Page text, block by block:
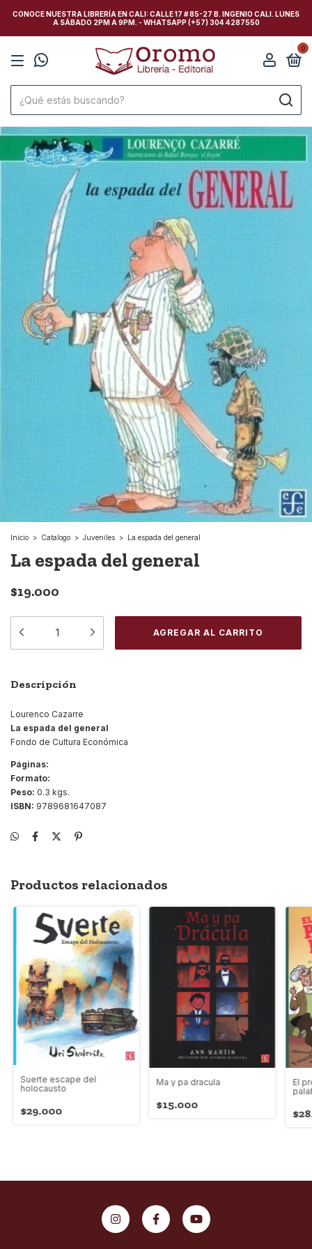
CONOCE NUESTRA LIBRERÍA EN CALI: CALLE 17 # 85-27 B. INGENIO CALI. LUNES
A SÁBADO 2PM A 9PM. - WHATSAPP (+57) 304 4287550
0
Inicio > Catalogo > Juveniles > La espada del general
La espada del general
$19.000
Descripción
Lourenco Cazarre
La espada del general
Fondo de Cultura Económica
Páginas:
Formato:
Peso: 0.3 kgs.
ISBN: 9789681647087
Productos relacionados
Suerte escape del
holocausto
$29.000
Ma y pa dracula
$15.000
El